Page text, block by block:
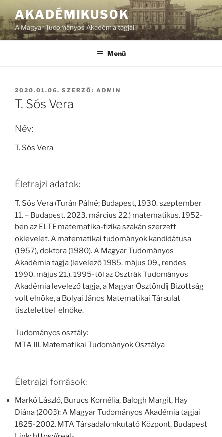
AKADÉMIKUSOK
A Magyar Tudományos Akadémia tagjai
Menü
BEKÜLDVE:
2020.01.06. SZERZŐ: ADMIN
T. Sós Vera
Név:
T. Sós Vera
Életrajzi adatok:
T. Sós Vera (Turán Pálné; Budapest, 1930. szeptember
11. – Budapest, 2023. március 22.) matematikus. 1952-
ben az ELTE matematika-fizika szakán szerzett
oklevelet. A matematikai tudományok kandidátusa
(1957), doktora (1980). A Magyar Tudományos
Akadémia tagja (levelező 1985. május 09., rendes
1990. május 21.). 1995-től az Osztrák Tudományos
Akadémia levelező tagja, a Magyar Ösztöndíj Bizottság
volt elnöke, a Bolyai János Matematikai Társulat
tiszteletbeli elnöke.
Tudományos osztály:
MTA III. Matematikai Tudományok Osztálya
Életrajzi források:
Markó László, Burucs Kornélia, Balogh Margit, Hay
Diána (2003): A Magyar Tudományos Akadémia tagjai
1825-2002. MTA Társadalomkutató Központ, Budapest